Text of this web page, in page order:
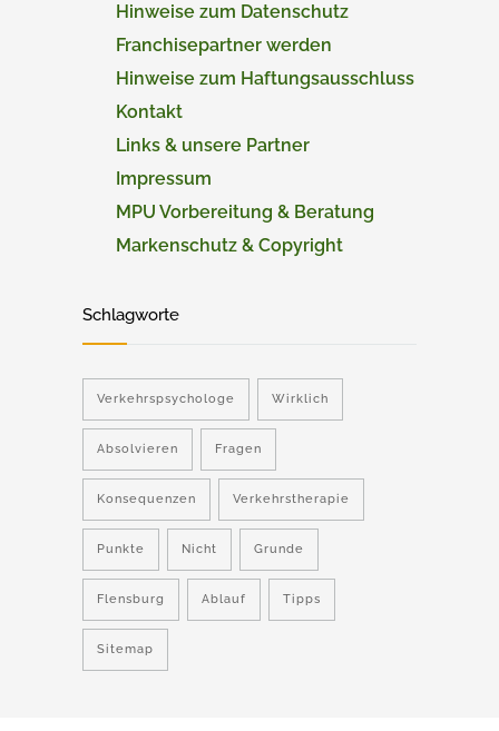
Hinweise zum Datenschutz
Franchisepartner werden
Hinweise zum Haftungsausschluss
Kontakt
Links & unsere Partner
Impressum
MPU Vorbereitung & Beratung
Markenschutz & Copyright
Schlagworte
Verkehrspsychologe Wirklich
Absolvieren Fragen
Konsequenzen Verkehrstherapie
Punkte Nicht Grunde
Flensburg Ablauf Tipps
Sitemap